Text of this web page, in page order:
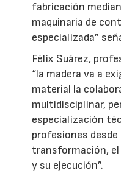
fabricación
maquinaria de
especializada”
Félix Suárez,
“la madera va a
material la
multidisciplinar,
especialización
profesiones
transformación,
y su ejecución”.